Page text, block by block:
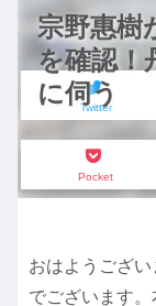
宗野惠樹
を確認！
に伺う
Twitter
Pocket
おはようござ
でございます